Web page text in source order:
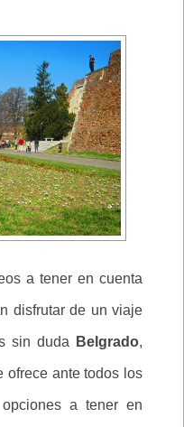
a tener en cuenta
disfrutar de un viaje
sin duda Belgrado,
ofrece ante todos los
a tener en